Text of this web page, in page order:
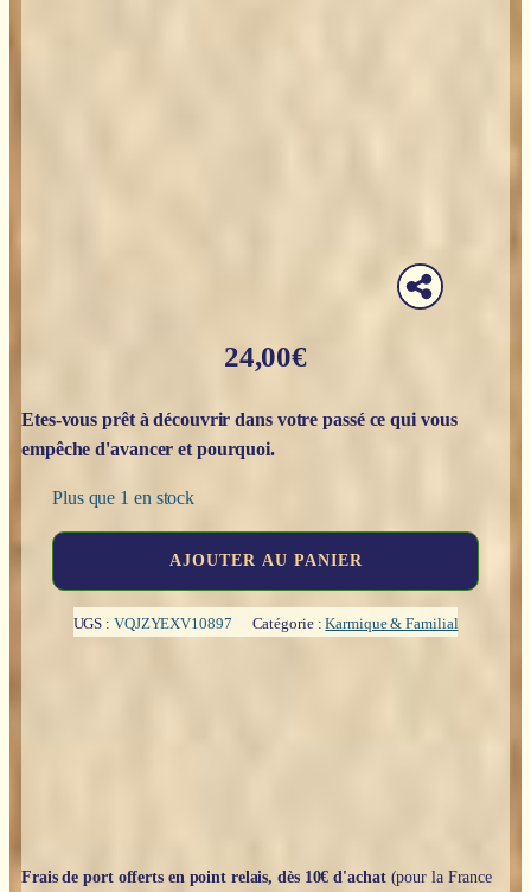
24,00€
Etes-vous prêt à découvrir dans votre passé ce qui vous
empêche d'avancer et pourquoi.
Plus que 1 en stock
AJOUTER AU PANIER
UGS : VQJZYEXV10897 Catégorie :Karmique & Familial
Frais de port offerts en point relais, dès 10€ d'achat(pour la France